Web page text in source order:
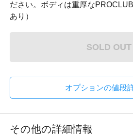
ださい。ボディは重厚な
あり）
SOLD OUT
オプションの値段
その他の詳細情報